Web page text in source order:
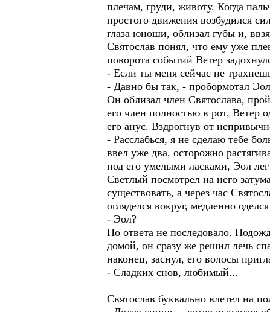
плечам, груди, животу. Когда
простого движения возбудился
глаза юноши, облизал губы и,
Святослав понял, что ему уже
поворота событий Ветер
- Если ты меня сейчас не
- Давно бы так, - пробормотал
Он облизал член Святослава,
его член полностью в рот, Ветер
его анус. Вздрогнув от
- Расслабься, я не сделаю тебе
ввел уже два, осторожно
под его умелыми ласками, Эол
Светлый посмотрел на него
существовать, а через час
огляделся вокруг, медленно
- Эол?
Но ответа не последовало.
домой, он сразу же решил лечь
наконец, заснул, его волосы
- Сладких снов, любимый...
Святослав буквально влетел на